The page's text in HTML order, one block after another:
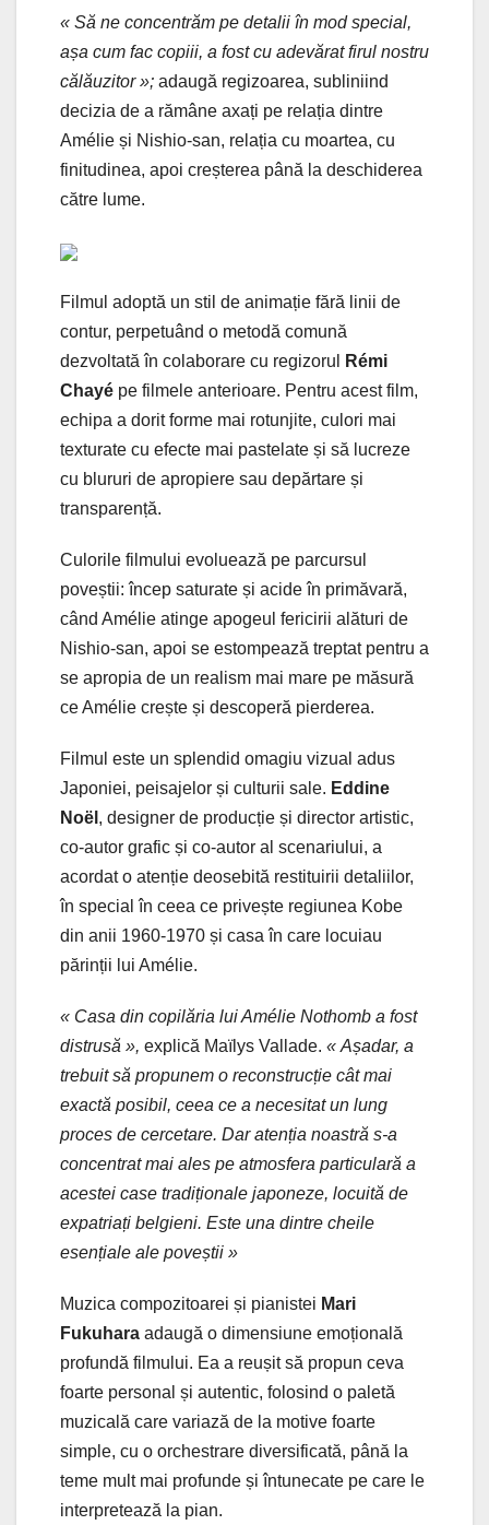
« Să ne concentrăm pe detalii în mod special,
așa cum fac copiii, a fost cu adevărat firul nostru
călăuzitor »; adaugă regizoarea, subliniind
decizia de a rămâne axați pe relația dintre
Amélie și Nishio-san, relația cu moartea, cu
finitudinea, apoi creșterea până la deschiderea
către lume.
Filmul adoptă un stil de animație fără linii de
contur, perpetuând o metodă comună
dezvoltată în colaborare cu regizorul
Rémi
Chayé pe filmele anterioare. Pentru acest film,
echipa a dorit forme mai rotunjite, culori mai
texturate cu efecte mai pastelate și să lucreze
cu blururi de apropiere sau depărtare și
transparență.
Culorile filmului evoluează pe parcursul
poveștii: încep saturate și acide în primăvară,
când Amélie atinge apogeul fericirii alături de
Nishio-san, apoi se estompează treptat pentru a
se apropia de un realism mai mare pe măsură
ce Amélie crește și descoperă pierderea.
Filmul este un splendid omagiu vizual adus
Japoniei, peisajelor și culturii sale. Eddine
Noël , designer de producție și director artistic,
co-autor grafic și co-autor al scenariului, a
acordat o atenție deosebită restituirii detaliilor,
în special în ceea ce privește regiunea Kobe
din anii 1960-1970 și casa în care locuiau
părinții lui Amélie.
« Casa din copilăria lui Amélie Nothomb a fost
distrusă », explică Maïlys Vallade. « Așadar, a
trebuit să propunem o reconstrucție cât mai
exactă posibil, ceea ce a necesitat un lung
proces de cercetare. Dar atenția noastră s-a
concentrat mai ales pe atmosfera particulară a
acestei case tradiționale japoneze, locuită de
expatriați belgieni. Este una dintre cheile
esențiale ale poveștii »
Muzica compozitoarei și pianistei Mari
Fukuhara adaugă o dimensiune emoțională
profundă filmului. Ea a reușit să propun ceva
foarte personal și autentic, folosind o paletă
muzicală care variază de la motive foarte
simple, cu o orchestrare diversificată, până la
teme mult mai profunde și întunecate pe care le
interpretează la pian.